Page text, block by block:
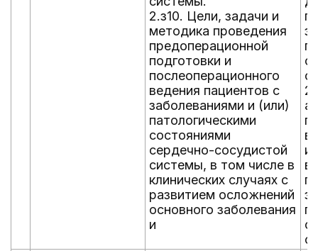
2.з10. Цели, задачи и
методика проведения
предоперационной
подготовки и
послеоперационного
ведения пациентов с
заболеваниями и (или)
патологическими
состояниями
сердечно-сосудистой
системы, в том числе в
клинических случаях с
развитием осложнений
основного заболевания
и